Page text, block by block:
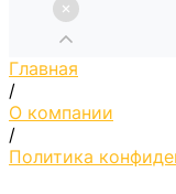
Главная
/
О компании
/
Политика